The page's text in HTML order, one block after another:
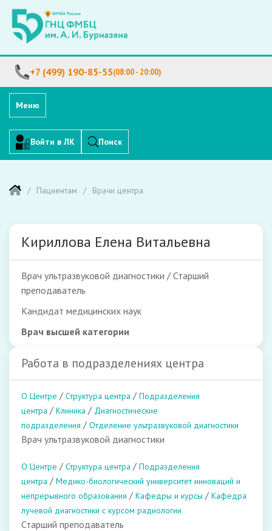
+7 (499) 190-85-55(08:00 - 20:00)
Меню
Войти в ЛК Поиск
Пациентам Врачи центра
Кириллова Елена Витальевна
Врач ультразвуковой диагностики / Старший
преподаватель
Кандидат медицинских наук
Врач высшей категории
Работа в подразделениях центра
О Центре / Структура центра / Подразделения
центра / Клиника / Диагностические
подразделения / Отделение ультразвуковой диагностики
Врач ультразвуковой диагностики
О Центре / Структура центра / Подразделения
центра / Медико-биологический университет инноваций и
непрерывного образования / Кафедры и курсы / Кафедра
лучевой диагностики с курсом радиологии
Старший преподаватель